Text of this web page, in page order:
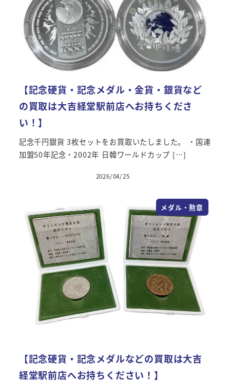
【記念硬貨・記念メダル・金貨・銀貨など
の買取は大吉経堂駅前店へお持ちくださ
い！】
記念千円銀貨 3枚セットをお買取いたしました。 ・国連
加盟50年記念・2002年 日韓ワールドカップ […]
2026/04/25
メダル・勲章
【記念硬貨・記念メダルなどの買取は大吉
経堂駅前店へお持ちください！】